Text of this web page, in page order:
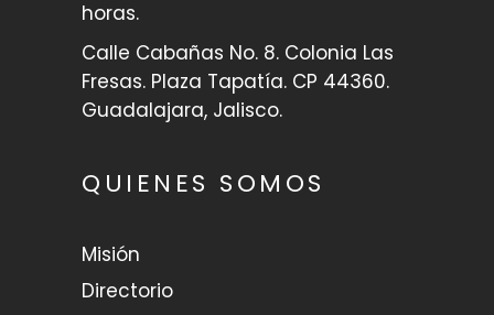
horas.
Calle Cabañas No. 8. Colonia Las
Fresas. Plaza Tapatía. CP 44360.
Guadalajara, Jalisco.
QUIENES SOMOS
Misión
Directorio